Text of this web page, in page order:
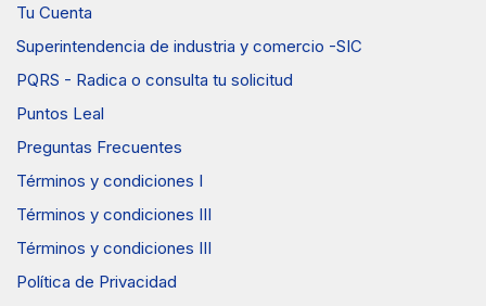
Tu Cuenta
Superintendencia de industria y comercio -SIC
PQRS - Radica o consulta tu solicitud
Puntos Leal
Preguntas Frecuentes
Términos y condiciones I
Términos y condiciones III
Términos y condiciones III
Política de Privacidad